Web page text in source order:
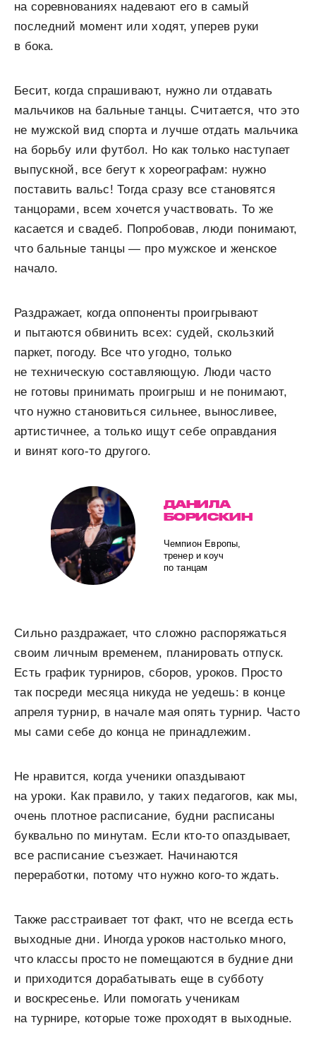
на соревнованиях надевают его в самый
последний момент или ходят, уперев руки
в бока.
Бесит, когда спрашивают, нужно ли отдавать
мальчиков на бальные танцы. Считается, что это
не мужской вид спорта и лучше отдать мальчика
на борьбу или футбол. Но как только наступает
выпускной, все бегут к хореографам: нужно
поставить вальс! Тогда сразу все становятся
танцорами, всем хочется участвовать. То же
касается и свадеб. Попробовав, люди понимают,
что бальные танцы — про мужское и женское
начало.
Раздражает, когда оппоненты проигрывают
и пытаются обвинить всех: судей, скользкий
паркет, погоду. Все что угодно, только
не техническую составляющую. Люди часто
не готовы принимать проигрыш и не понимают,
что нужно становиться сильнее, выносливее,
артистичнее, а только ищут себе оправдания
и винят кого-то другого.
ДАНИЛА
БОРИСКИН
Чемпион Европы,
тренер и коуч
по танцам
Сильно раздражает, что сложно распоряжаться
своим личным временем, планировать отпуск.
Есть график турниров, сборов, уроков. Просто
так посреди месяца никуда не уедешь: в конце
апреля турнир, в начале мая опять турнир. Часто
мы сами себе до конца не принадлежим.
Не нравится, когда ученики опаздывают
на уроки. Как правило, у таких педагогов, как мы,
очень плотное расписание, будни расписаны
буквально по минутам. Если кто-то опаздывает,
все расписание съезжает. Начинаются
переработки, потому что нужно кого-то ждать.
Также расстраивает тот факт, что не всегда есть
выходные дни. Иногда уроков настолько много,
что классы просто не помещаются в будние дни
и приходится дорабатывать еще в субботу
и воскресенье. Или помогать ученикам
на турнире, которые тоже проходят в выходные.